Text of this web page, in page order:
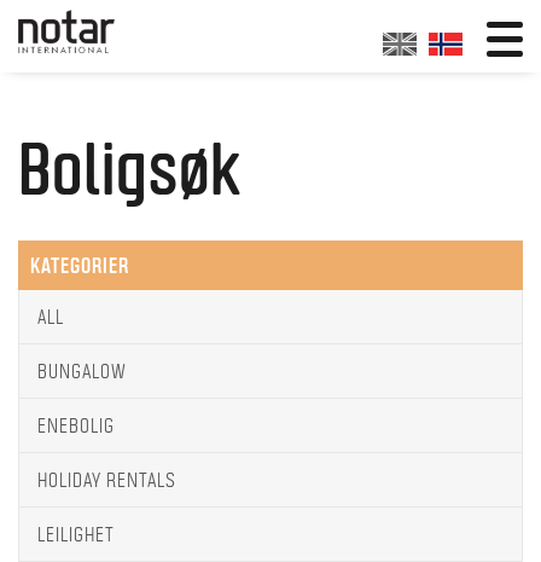
Boligsøk
KATEGORIER
ALL
BUNGALOW
ENEBOLIG
HOLIDAY RENTALS
LEILIGHET